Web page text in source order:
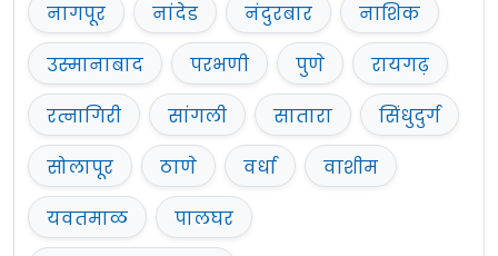
नागपूर
नांदेड नंदुरबार
नाशिक
उस्मानाबाद
परभणी पुणे
रायगढ़
रत्नागिरी
सांगली सातारा
सिंधुदुर्ग
सोलापूर
ठाणे वर्धा
वाशीम
यवतमाळ
पालघर